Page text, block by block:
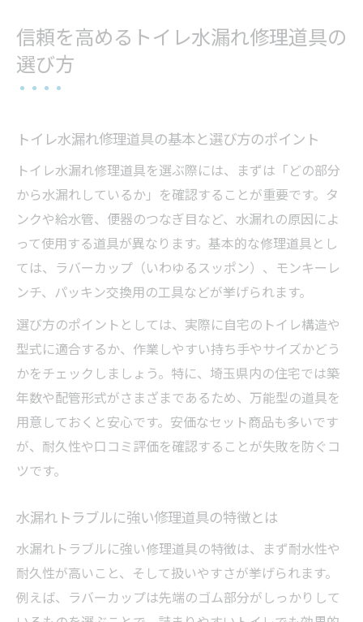
較
埼玉県で信頼できるトイレ水漏れ対策方法
トイレ水漏れ発生時に役立つ埼玉県の対応
策
トイレ水漏れを未然に防ぐ埼玉県での工夫
埼玉県でおすすめのトイレ水漏れ修理アプ
トイレ水漏れならDIY修理の基本もチェック
トイレ水漏れをDIY修理で直す基本手順
DIYでできるトイレ水漏れの応急処置方法
トイレ水漏れDIY修理時の注意点とコツ
初めてでも安心なトイレ水漏れDIY修理道具
トイレ給水管の水漏れを防ぐコツ
トイレ給水管の水漏れ防止対策と日常ケア
トイレ水漏れを防ぐ給水管チェックのポイ
ント
信頼を高めるトイレ水漏れ修理道具の
選び方
トイレ水漏れ修理道具の基本と選び方のポイント
トイレ水漏れ修理道具を選ぶ際には、まずは「どの部分
から水漏れしているか」を確認することが重要です。タ
ンクや給水管、便器のつなぎ目など、水漏れの原因によ
って使用する道具が異なります。基本的な修理道具とし
ては、ラバーカップ（いわゆるスッポン）、モンキーレ
ンチ、パッキン交換用の工具などが挙げられます。
選び方のポイントとしては、実際に自宅のトイレ構造や
型式に適合するか、作業しやすい持ち手やサイズかどう
かをチェックしましょう。特に、埼玉県内の住宅では築
年数や配管形式がさまざまであるため、万能型の道具を
用意しておくと安心です。安価なセット商品も多いです
が、耐久性や口コミ評価を確認することが失敗を防ぐコ
ツです。
水漏れトラブルに強い修理道具の特徴とは
水漏れトラブルに強い修理道具の特徴は、まず耐水性や
耐久性が高いこと、そして扱いやすさが挙げられます。
例えば、ラバーカップは先端のゴム部分がしっかりして